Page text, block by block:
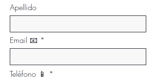
Apellido
Email 📧
Teléfono 📱